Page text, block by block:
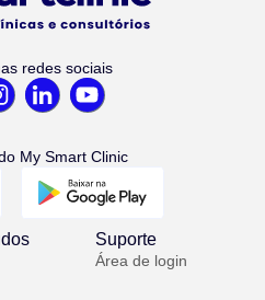
redes sociais
My Smart Clinic
Suporte
Área de login